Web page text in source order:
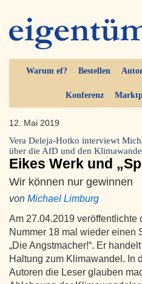
Warum ef? Bestellen
Konferenz
12. Mai 2019
Vera Deleja-Hotko interviewt
über die AfD und den
Eikes Werk und
Wir können nur gewinnen
von Michael Limburg
Am 27.04.2019 veröffentlichte
Nummer 18 mal wieder einen
„Die Angstmacher!“. Er
Haltung zum Klimawandel. In
Autoren die Leser glauben